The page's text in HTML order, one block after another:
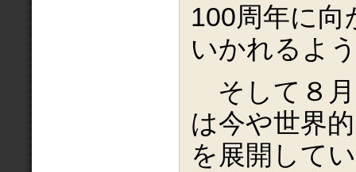
100周年に
いかれるよ
そして８
は今や世界
を展開して